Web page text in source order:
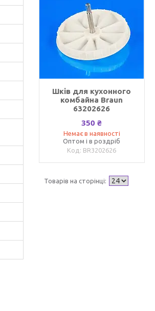
Шків для кухонного
комбайна Braun
63202626
350 ₴
Немає в наявності
Оптом і в роздріб
BR3202626